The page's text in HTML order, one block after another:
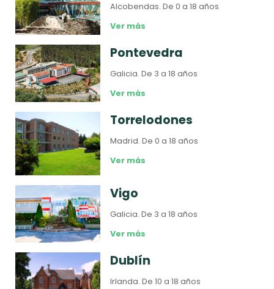
Alcobendas.De 0 a 18 años
Ver más
Pontevedra
Galicia.De 3 a 18 años
Ver más
Torrelodones
Madrid.De 0 a 18 años
Ver más
Vigo
Galicia.De 3 a 18 años
Ver más
Dublín
Irlanda.De 10 a 18 años